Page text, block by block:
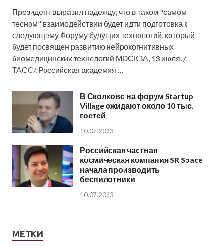
Президент выразил надежду, что в таком "самом
тесном" взаимодействии будет идти подготовка к
следующему Форуму будущих технологий, который
будет посвящен развитию нейрокогнитивных
биомедицинских технологий МОСКВА, 13 июля. /
ТАСС/. Российская академия …
В Сколково на форум Startup
Village ожидают около 10 тыс.
гостей
10.07.2023
Российская частная
космическая компания SR Space
начала производить
беспилотники
10.07.2023
МЕТКИ